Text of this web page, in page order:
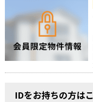
IDをお持ちの方は